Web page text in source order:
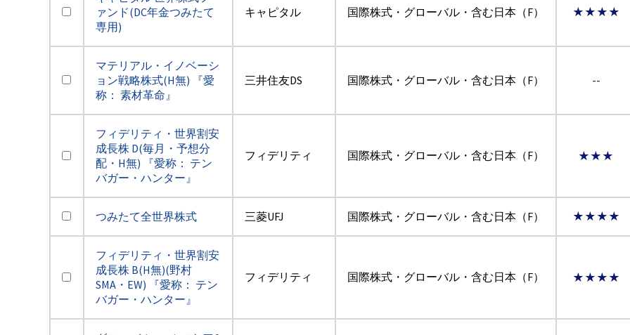
ァンド(DC年金つみたて
専用)
キャピタル 国際株式・グローバル・含む日本（F） ★★★★
マテリアル・イノベーシ
ョン戦略株式(H無) 『愛
称： 素材革命』
三井住友DS 国際株式・グローバル・含む日本（F） --
フィデリティ・世界割安
成長株 D(毎月・予想分
配・H無) 『愛称： テン
バガー・ハンター』
フィデリティ 国際株式・グローバル・含む日本（F） ★★★
つみたて全世界株式 三菱UFJ 国際株式・グローバル・含む日本（F） ★★★★
フィデリティ・世界割安
成長株 B(H無)(野村
SMA・EW) 『愛称： テン
バガー・ハンター』
フィデリティ 国際株式・グローバル・含む日本（F） ★★★★